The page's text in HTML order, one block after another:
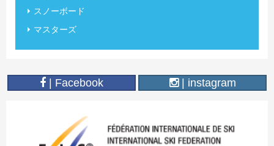
スノーボード
マスターズ
| Facebook | instagram